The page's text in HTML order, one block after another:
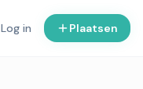
Log in Plaatsen